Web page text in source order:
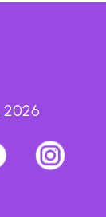
2026